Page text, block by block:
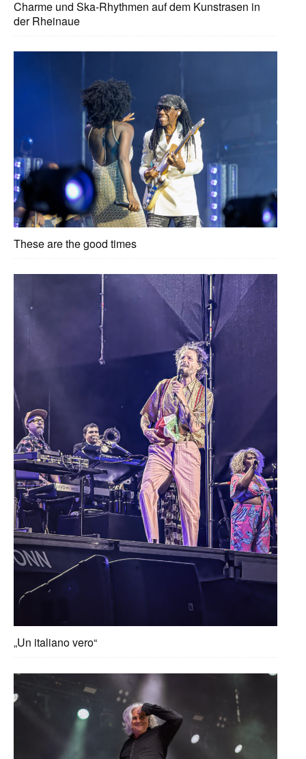
Charme und Ska-Rhythmen auf dem Kunstrasen in
der Rheinaue
These are the good times
„Un italiano vero“